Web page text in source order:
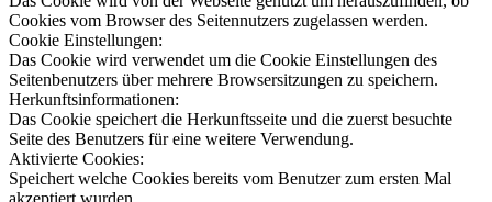
Cookies vom Browser des Seitennutzers zugelassen werden.
Cookie Einstellungen:
Das Cookie wird verwendet um die Cookie Einstellungen des
Seitenbenutzers über mehrere Browsersitzungen zu speichern.
Herkunftsinformationen:
Das Cookie speichert die Herkunftsseite und die zuerst besuchte
Seite des Benutzers für eine weitere Verwendung.
Aktivierte Cookies:
Speichert welche Cookies bereits vom Benutzer zum ersten Mal
akzeptiert wurden.